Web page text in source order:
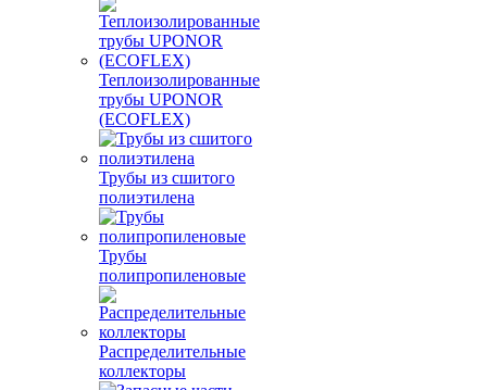
Теплоизолированные
трубы UPONOR
(ECOFLEX)
Трубы из сшитого
полиэтилена
Трубы
полипропиленовые
Распределительные
коллекторы